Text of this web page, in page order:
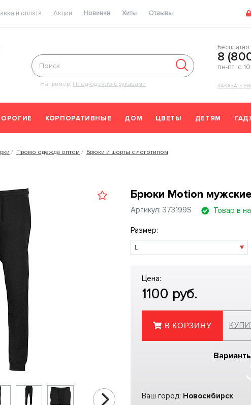
и оплата Акции Новинки Хиты Отзывы
Например: Плед-одеяло с рукавами
8
пн-пт: с
ЗАКАЗАТЬ
КОРПОРАТИВНЫЕ ДОМ ЦВЕТЫ ДЕТЯМ
Промо одежда оптом
Брюки и шорты с логотипом
Брюки Motion
Артикул: 373199S Товар в
Размер:
Цена:
1100 руб.
В КОРЗИНУ
Ваш город: Новосибирск